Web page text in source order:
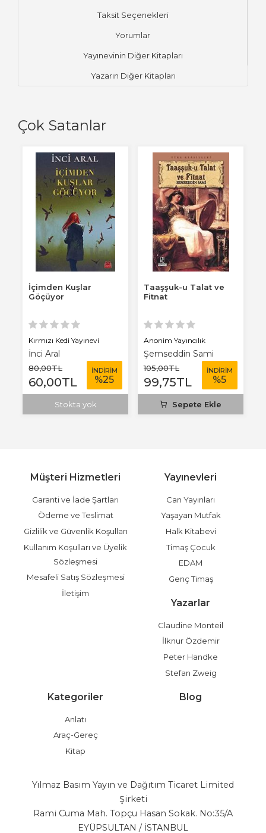
Taksit Seçenekleri
Yorumlar
Yayınevinin Diğer Kitapları
Yazarın Diğer Kitapları
Çok Satanlar
İçimden Kuşlar
Göçüyor
Kırmızı Kedi Yayınevi
İnci Aral
80,00TL
60,00TL
İNDİRİM
%25
Stokta yok
Taaşşuk-u Talat ve
Fitnat
Anonim Yayıncılık
Şemseddin Sami
105,00TL
99,75TL
İNDİRİM
%5
Sepete Ekle
Müşteri Hizmetleri
Garanti ve İade Şartları
Ödeme ve Teslimat
Gizlilik ve Güvenlik Koşulları
Kullanım Koşulları ve Üyelik
Sözleşmesi
Mesafeli Satış Sözleşmesi
İletişim
Yayınevleri
Can Yayınları
Yaşayan Mutfak
Halk Kitabevi
Timaş Çocuk
EDAM
Genç Timaş
Yazarlar
Claudine Monteil
İlknur Özdemir
Peter Handke
Stefan Zweig
Kategoriler
Anlatı
Araç-Gereç
Kitap
Blog
Yılmaz Basım Yayın ve Dağıtım Ticaret Limited
Şirketi
Rami Cuma Mah. Topçu Hasan Sokak. No:35/A
EYÜPSULTAN / İSTANBUL